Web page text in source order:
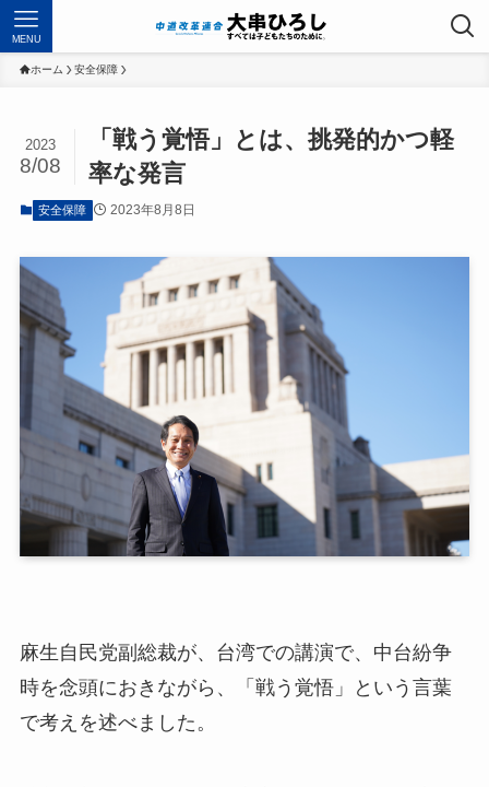
MENU
ホーム 安全保障
「戦う覚悟」とは、挑発的かつ軽
率な発言
2023
8/08
安全保障 2023年8月8日
麻生自民党副総裁が、台湾での講演で、中台紛争
時を念頭におきながら、「戦う覚悟」という言葉
で考えを述べました。